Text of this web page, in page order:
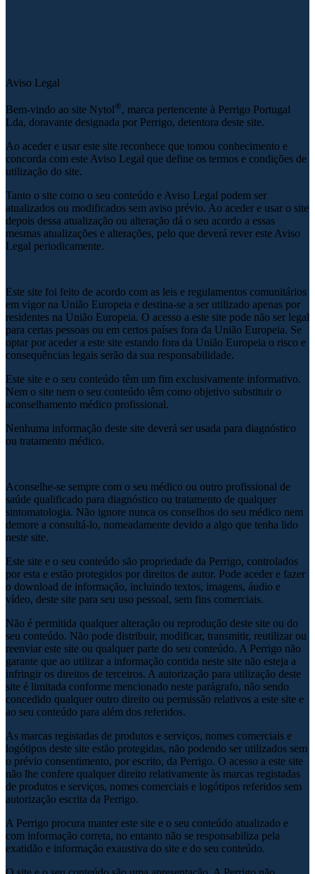
Aviso Legal
Bem-vindo ao site Nytol®, marca pertencente à Perrigo Portugal
Lda, doravante designada por Perrigo, detentora deste site.
Ao aceder e usar este site reconhece que tomou conhecimento e
concorda com este Aviso Legal que define os termos e condições de
utilização do site.
Tanto o site como o seu conteúdo e Aviso Legal podem ser
atualizados ou modificados sem aviso prévio. Ao aceder e usar o site
depois dessa atualização ou alteração dá o seu acordo a essas
mesmas atualizações e alterações, pelo que deverá rever este Aviso
Legal periodicamente.
Este site foi feito de acordo com as leis e regulamentos comunitários
em vigor na União Europeia e destina-se a ser utilizado apenas por
residentes na União Europeia. O acesso a este site pode não ser legal
para certas pessoas ou em certos países fora da União Europeia. Se
optar por aceder a este site estando fora da União Europeia o risco e
consequências legais serão da sua responsabilidade.
Este site e o seu conteúdo têm um fim exclusivamente informativo.
Nem o site nem o seu conteúdo têm como objetivo substituir o
aconselhamento médico profissional.
Nenhuma informação deste site deverá ser usada para diagnóstico
ou tratamento médico.
Aconselhe-se sempre com o seu médico ou outro profissional de
saúde qualificado para diagnóstico ou tratamento de qualquer
sintomatologia. Não ignore nunca os conselhos do seu médico nem
demore a consultá-lo, nomeadamente devido a algo que tenha lido
neste site.
Este site e o seu conteúdo são propriedade da Perrigo, controlados
por esta e estão protegidos por direitos de autor. Pode aceder e fazer
o download de informação, incluindo textos, imagens, áudio e
vídeo, deste site para seu uso pessoal, sem fins comerciais.
Não é permitida qualquer alteração ou reprodução deste site ou do
seu conteúdo. Não pode distribuir, modificar, transmitir, reutilizar ou
reenviar este site ou qualquer parte do seu conteúdo. A Perrigo não
garante que ao utilizar a informação contida neste site não esteja a
infringir os direitos de terceiros. A autorização para utilização deste
site é limitada conforme mencionado neste parágrafo, não sendo
concedido qualquer outro direito ou permissão relativos a este site e
ao seu conteúdo para além dos referidos.
As marcas registadas de produtos e serviços, nomes comerciais e
logótipos deste site estão protegidas, não podendo ser utilizados sem
o prévio consentimento, por escrito, da Perrigo. O acesso a este site
não lhe confere qualquer direito relativamente às marcas registadas
de produtos e serviços, nomes comerciais e logótipos referidos sem
autorização escrita da Perrigo.
A Perrigo procura manter este site e o seu conteúdo atualizado e
com informação correta, no entanto não se responsabiliza pela
exatidão e informação exaustiva do site e do seu conteúdo.